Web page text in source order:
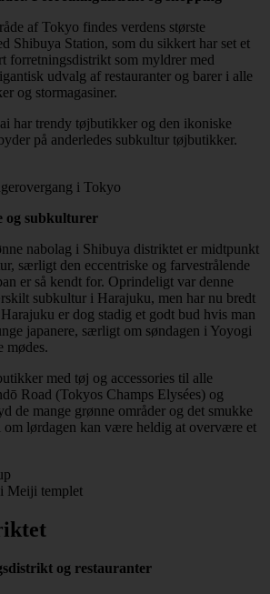
af Tokyo findes verdens største
Shibuya Station, som du sikkert har set et
forretningsdistrikt som myldrer med
udvalg af restauranter og barer i alle
og stormagasiner.
har trendy tøjbutikker og den ikoniske
på anderledes subkultur tøjbutikker.
i Tokyo
og subkulturer
nabolag i Shibuya distriktet er midtpunkt
særligt den eccentriske og farvestrålende
er så kendt for. Oprindeligt var denne
subkultur i Harajuku, men har nu bredt
er dog stadig et godt bud hvis man
japanere, særligt om søndagen i Yoyogi
mødes.
med tøj og accessories til alle
Road (Tokyos Champs Elysées) og
de mange grønne områder og det smukke
lørdagen kan være heldig at overvære et
Meiji templet
og restauranter